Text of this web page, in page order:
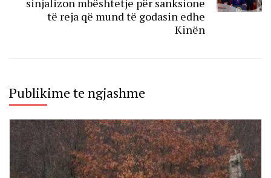
sinjalizon mbështetje për sanksione
të reja që mund të godasin edhe
Kinën
Publikime te ngjashme